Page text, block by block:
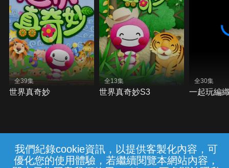
我們紀錄cookie資訊，以提供客製化內容，可
優化您的使用體驗，若繼續閱覽本網站內容，
全39集
世界真奇妙
全13集
世界真奇妙S3
全30集
一起玩編
常見問題 線上客服 服務條款 隱私權保護
{{notifyMsg}}